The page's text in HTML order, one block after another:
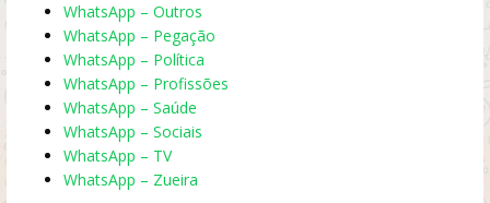
WhatsApp – Outros
WhatsApp – Pegação
WhatsApp – Política
WhatsApp – Profissões
WhatsApp – Saúde
WhatsApp – Sociais
WhatsApp – TV
WhatsApp – Zueira